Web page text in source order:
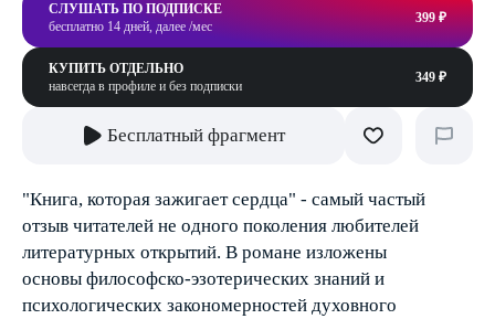
СЛУШАТЬ ПО ПОДПИСКЕ
бесплатно 14 дней, далее /мес
399 ₽
КУПИТЬ ОТДЕЛЬНО
навсегда в профиле и без подписки
349 ₽
Бесплатный фрагмент
"Книга, которая зажигает сердца" - самый частый
отзыв читателей не одного поколения любителей
литературных открытий. В романе изложены
основы философско-эзотерических знаний и
психологических закономерностей духовного